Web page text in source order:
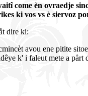
come èn ovraedje
ki vos vs è siervoz
dire ki:
avou ene pitite
k' i faleut mete a pårt